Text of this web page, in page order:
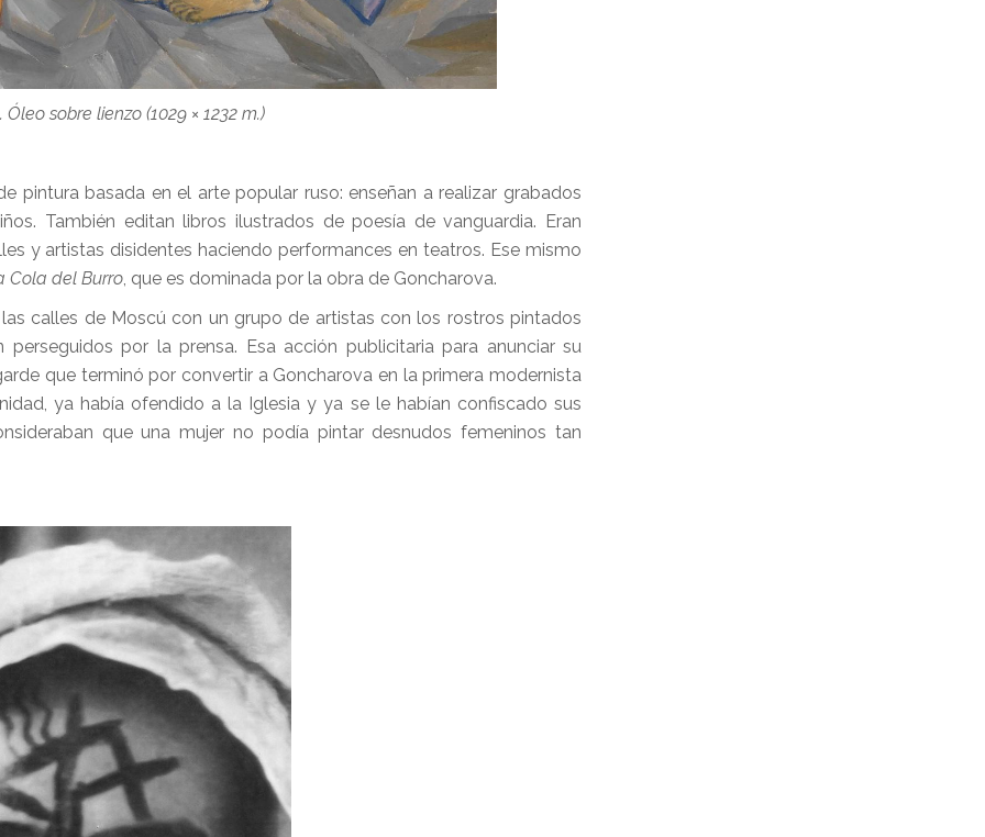
sobre lienzo (1029 × 1232 m.)
pintura basada en el arte popular ruso: enseñan a realizar grabados
También editan libros ilustrados de poesía de vanguardia. Eran
y artistas disidentes haciendo performances en teatros. Ese mismo
Cola del Burro, que es dominada por la obra de Goncharova.
calles de Moscú con un grupo de artistas con los rostros pintados
por la prensa. Esa acción publicitaria para anunciar su
que terminó por convertir a Goncharova en la primera modernista
ya había ofendido a la Iglesia y ya se le habían confiscado sus
que una mujer no podía pintar desnudos femeninos tan